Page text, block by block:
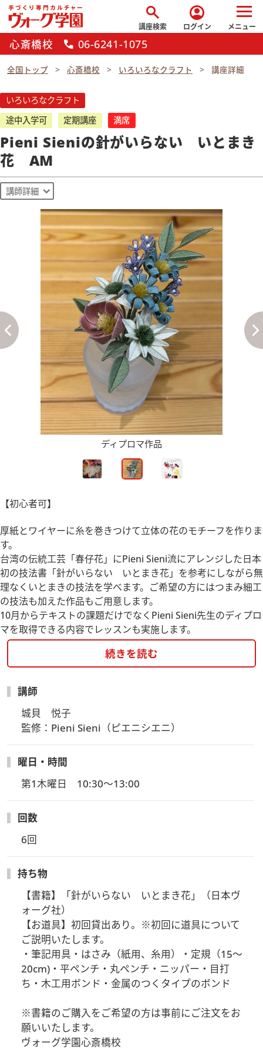
search
講座検索
account_circle
ログイン メニュー
心斎橋校 call 06-6241-1075
全国トップ 心斎橋校 いろいろなクラフト 講座詳細
いろいろなクラフト
途中入学可
定期講座 満席
Pieni Sieniの針がいらない いとまき
花 AM
講師詳細
ディプロマ作品
【初心者可】
厚紙とワイヤーに糸を巻きつけて立体の花のモチーフを作りま
す。
台湾の伝統工芸「春仔花」にPieni Sieni流にアレンジした日本
初の技法書「針がいらない いとまき花」を参考にしながら無
理なくいとまきの技法を学べます。ご希望の方にはつまみ細工
の技法も加えた作品もご用意します。
10月からテキストの課題だけでなくPieni Sieni先生のディプロ
マを取得できる内容でレッスンも実施します。
続きを読む
講師
城貝　悦子
監修：Pieni Sieni（ピエニシエニ）
曜日・時間
第1木曜日　10:30～13:00
回数
6回
持ち物
【書籍】「針がいらない　いとまき花」（日本ヴ
ォーグ社）
【お道具】初回貸出あり。※初回に道具について
ご説明いたします。
・筆記用具・はさみ（紙用、糸用）・定規（15～
20cm)・平ペンチ・丸ペンチ・ニッパー・目打
ち・木工用ボンド・金属のつくタイプのボンド
※書籍のご購入をご希望の方は事前にご注文をお
願いいたします。
ヴォーグ学園心斎橋校